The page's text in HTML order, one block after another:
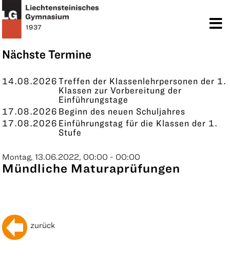
Nächste Termine
14.08.2026Treffen der Klassenlehrpersonen der 1.
Klassen zur Vorbereitung der
Einführungstage
17.08.2026 Beginn des neuen Schuljahres
17.08.2026 Einführungstag für die Klassen der 1.
Stufe
KONTAKT
Montag, 13.06.2022, 00:00 - 00:00
Mündliche Maturaprüfungen
zurück